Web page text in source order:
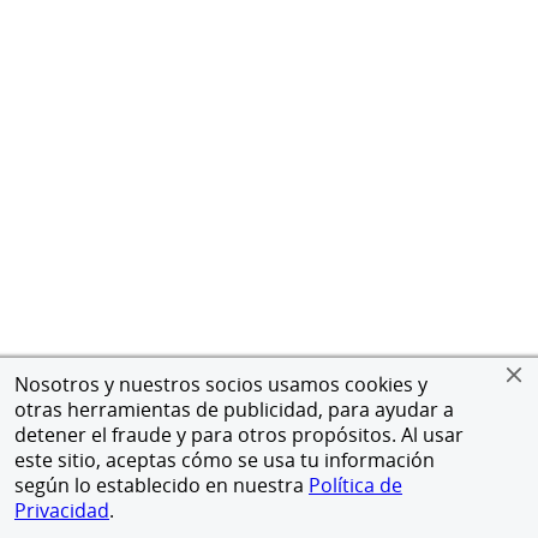
Nosotros y nuestros socios usamos cookies y
otras herramientas de publicidad, para ayudar a
detener el fraude y para otros propósitos. Al usar
este sitio, aceptas cómo se usa tu información
según lo establecido en nuestra Política de
Privacidad.